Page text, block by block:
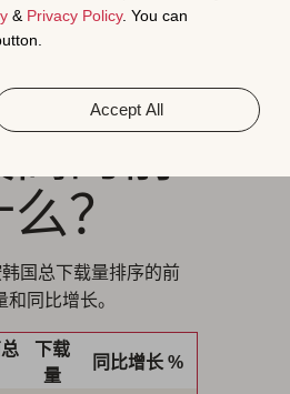
& Privacy Policy. You can
Accept All
类别的下载量和收入
高的前
？
国总下载量排序的前
同比增长。
下载
量
同比增长 %